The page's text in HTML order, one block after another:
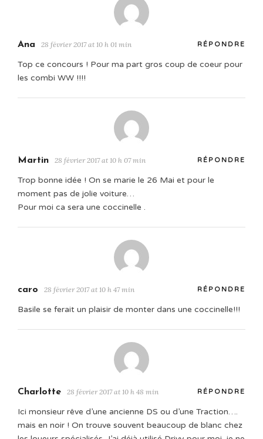
Ana 28 février 2017 at 10 h 01 min RÉPONDRE
Top ce concours ! Pour ma part gros coup de coeur pour
les combi WW !!!!
Martin 28 février 2017 at 10 h 07 min RÉPONDRE
Trop bonne idée ! On se marie le 26 Mai et pour le
moment pas de jolie voiture…
Pour moi ca sera une coccinelle .
caro 28 février 2017 at 10 h 47 min RÉPONDRE
Basile se ferait un plaisir de monter dans une coccinelle!!!
Charlotte 28 février 2017 at 10 h 48 min RÉPONDRE
Ici monsieur rêve d’une ancienne DS ou d’une Traction….
mais en noir ! On trouve souvent beaucoup de blanc chez